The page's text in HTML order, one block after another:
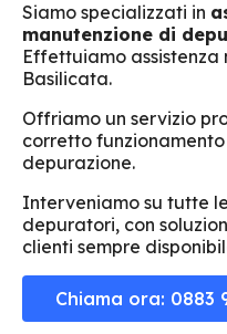
Siamo specializzati in
manutenzione di
Effettuiamo
Basilicata.
Offriamo un servizio
corretto
depurazione.
Interveniamo su tutte
depuratori, con
clienti sempre
Chiama ora: 0883